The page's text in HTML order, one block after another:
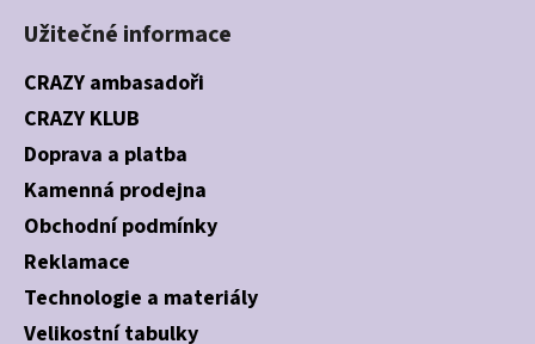
Užitečné informace
CRAZY ambasadoři
CRAZY KLUB
Doprava a platba
Kamenná prodejna
Obchodní podmínky
Reklamace
Technologie a materiály
Velikostní tabulky